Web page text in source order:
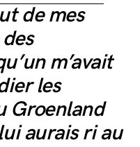
de mes
m’avait
les
Groenland
aurais ri au